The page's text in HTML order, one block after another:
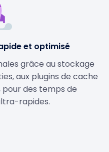
et optimisé
grâce au stockage
aux plugins de cache
pour des temps de
rapides.